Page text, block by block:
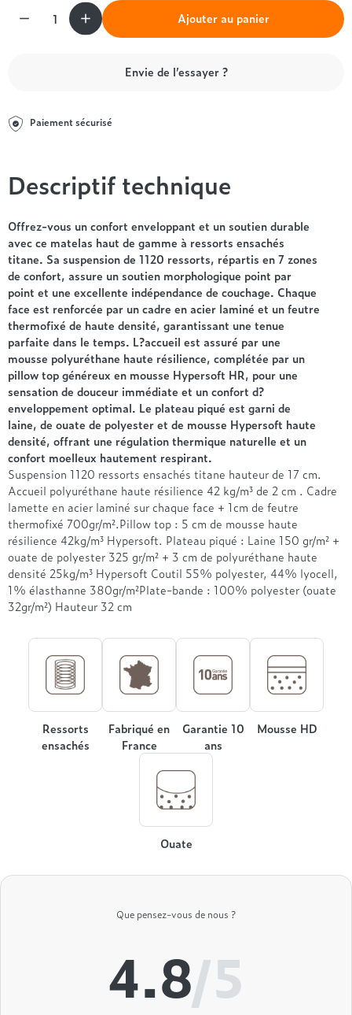
- de 1000€
Alpen
Epeda
Grand Litier
Hotel & Lodge
Simmons
Styldecor
Technilat
Tempur
Treca
+ de 1500€
Nos sommiers par prix
+ de 500€
+ de 1500€
Ajouter au panier
Envie de l’essayer ?
Paiement sécurisé
Descriptif technique
Offrez-vous un confort enveloppant et un soutien durable
avec ce matelas haut de gamme à ressorts ensachés
titane. Sa suspension de 1120 ressorts, répartis en 7 zones
de confort, assure un soutien morphologique point par
point et une excellente indépendance de couchage. Chaque
face est renforcée par un cadre en acier laminé et un feutre
thermofixé de haute densité, garantissant une tenue
parfaite dans le temps. L?accueil est assuré par une
mousse polyuréthane haute résilience, complétée par un
pillow top généreux en mousse Hypersoft HR, pour une
sensation de douceur immédiate et un confort d?
enveloppement optimal. Le plateau piqué est garni de
laine, de ouate de polyester et de mousse Hypersoft haute
densité, offrant une régulation thermique naturelle et un
confort moelleux hautement respirant.
Suspension 1120 ressorts ensachés titane hauteur de 17 cm.
Accueil polyuréthane haute résilience 42 kg/m³ de 2 cm . Cadre
lamette en acier laminé sur chaque face + 1cm de feutre
thermofixé 700gr/m².Pillow top : 5 cm de mousse haute
résilience 42kg/m³ Hypersoft. Plateau piqué : Laine 150 gr/m² +
ouate de polyester 325 gr/m² + 3 cm de polyuréthane haute
densité 25kg/m³ Hypersoft Coutil 55% polyester, 44% lyocell,
1% élasthanne 380gr/m²Plate-bande : 100% polyester (ouate
32gr/m²) Hauteur 32 cm
Ressorts
ensachés
Fabriqué en
France
Garantie 10
ans
Mousse HD
Ouate
Que pensez-vous de nous ?
4.8/5